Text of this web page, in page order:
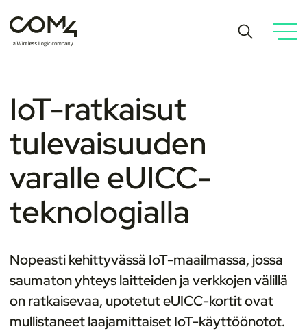
IoT-ratkaisut
tulevaisuuden
varalle eUICC-
teknologialla
Nopeasti kehittyvässä IoT-maailmassa, jossa
saumaton yhteys laitteiden ja verkkojen välillä
on ratkaisevaa, upotetut eUICC-kortit ovat
mullistaneet laajamittaiset IoT-käyttöönotot.